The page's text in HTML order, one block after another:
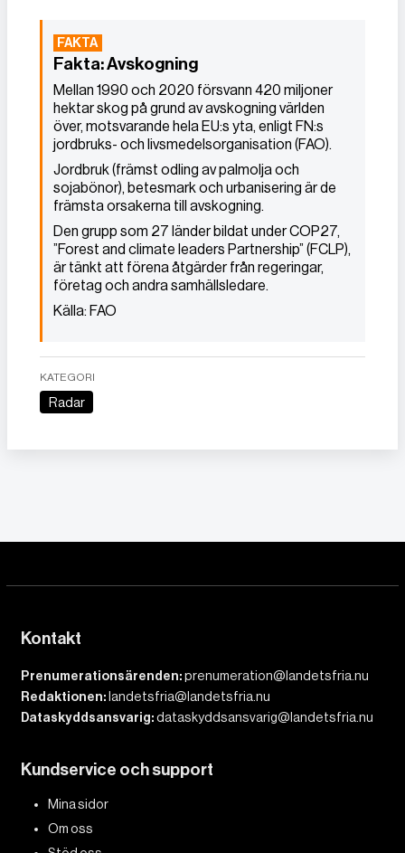
Fakta: Avskogning
Mellan 1990 och 2020 försvann 420 miljoner
hektar skog på grund av avskogning världen
över, motsvarande hela EU:s yta, enligt FN:s
jordbruks- och livsmedelsorganisation (FAO).
Jordbruk (främst odling av palmolja och
sojabönor), betesmark och urbanisering är de
främsta orsakerna till avskogning.
Den grupp som 27 länder bildat under COP27,
”Forest and climate leaders Partnership” (FCLP),
är tänkt att förena åtgärder från regeringar,
företag och andra samhällsledare.
Källa: FAO
KATEGORI
Radar
Kontakt
Prenumerationsärenden:prenumeration@landetsfria.nu
Redaktionen: landetsfria@landetsfria.nu
Dataskyddsansvarig:dataskyddsansvarig@landetsfria.nu
Kundservice och support
Mina sidor
Om oss